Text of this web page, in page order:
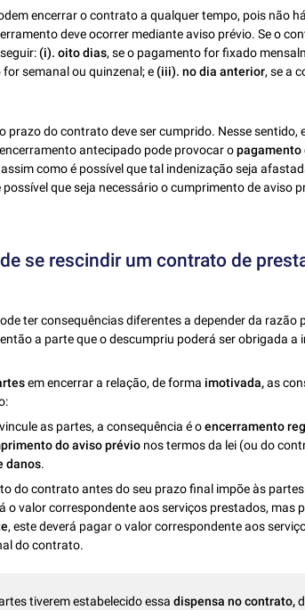
encerrar o contrato a qualquer tempo, pois não
deve ocorrer mediante aviso prévio. Se o
(i). oito dias, se o pagamento for fixado
for semanal ou quinzenal; e(iii). no dia anterior, se a
prazo do contrato deve ser cumprido. Nesse sentido,
antecipado pode provocar opagamento
como é possível que tal indenização seja
que seja necessário o cumprimento de aviso
se rescindir um contrato de
ter consequências diferentes a depender da razão
a parte que o descumpriu poderá ser obrigada a
em encerrar a relação, de forma imotivada,as
as partes, a consequência é oencerramento
do aviso prévio nos termos da lei (ou do
danos.
do contrato antes do seu prazo final impõe às
o valor correspondente aos serviços prestados, mas
, este deverá pagar o valor correspondente aos
do contrato.
tiverem estabelecido essadispensa no contrato,